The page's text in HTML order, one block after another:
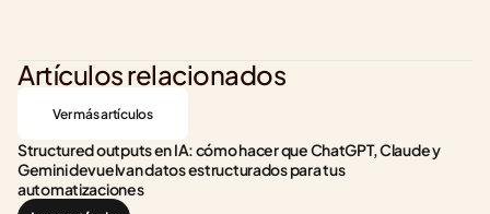
Artículos relacionados
Ver más artículos
Structured outputs en IA: cómo hacer que ChatGPT, Claude y
Gemini devuelvan datos estructurados para tus
automatizaciones